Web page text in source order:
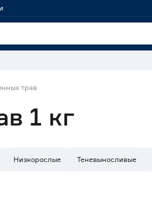
трав
1 кг
Низкорослые Теневыносливые